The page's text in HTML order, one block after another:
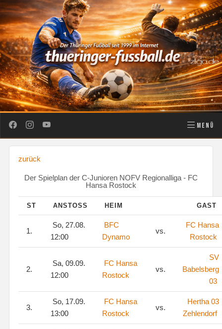
MENÜ
zurück
Der Spielplan der C-Junioren NOFV Regionalliga - FC
Hansa Rostock
ST ANSTOSS HEIM GAST
1.
So, 27.08.
12:00
BFC
Dynamo
vs.
FC Hansa
Rostock
2.
Sa, 09.09.
12:00
FC Hansa
Rostock
vs.
SV
Babelsberg
03
3.
So, 17.09.
13:00
FC Hansa
Rostock
vs.
Hertha 03
Zehlendorf